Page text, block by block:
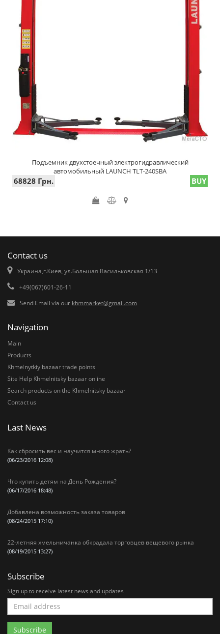
Подъемник двухстоечный электрогидравлический
автомобильный LAUNCH TLT-240SBA
68828 Грн. BUY
Contact us
Украина,г.Киев, ул.Большая Васильковская 1/13
+49(067)601-26-11
Send Email via our khmmarket@gmail.com
Navigation
Main
Products
Khmelnytkiy bazaar trade points
Site Help Khmelnitsky bazaar online
Search products on the Khmelnitsky bazaar
Contact us
Last News
Как сбросить вес и научится много жрать?
(06/23/2016 12:08)
Что купить детям на День Рождения?
(06/17/2016 18:48)
Добавлена возможность заказа товаров
(08/24/2015 17:10)
22-летняя хмельничанка обкрадала торговцев вещевого рынка
(08/19/2015 13:27)
Subscribe
Sign up to receive latest news and updates